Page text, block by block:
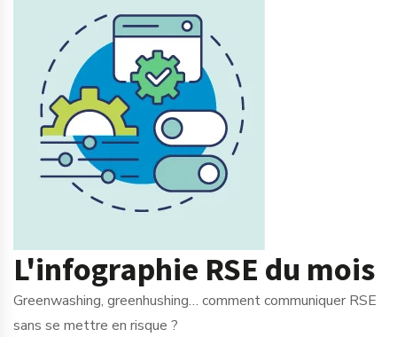
L'infographie RSE du mois
Greenwashing, greenhushing… comment communiquer RSE
sans se mettre en risque ?